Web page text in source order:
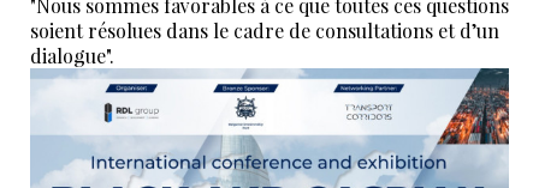
"Nous sommes favorables à ce que toutes ces questions
soient résolues dans le cadre de consultations et d’un
dialogue".